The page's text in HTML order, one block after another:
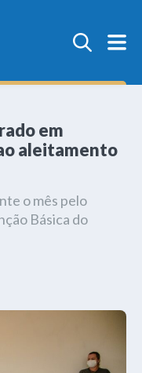
em
aleitamento
o mês pelo
Básica do